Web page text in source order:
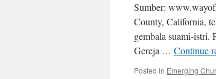
Sumber:
County, California,
gembala suami-istri.
Gereja … Continue
Posted in Emerging